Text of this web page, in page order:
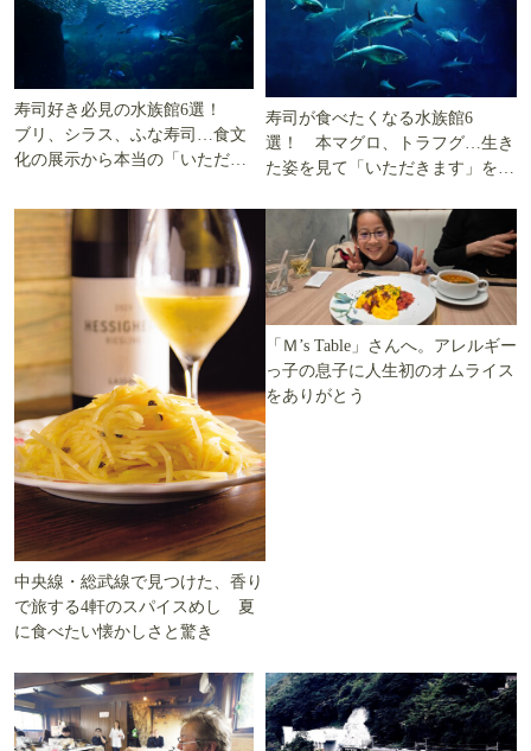
寿司好き必見の水族館6選！
ブリ、シラス、ふな寿司…食文
化の展示から本当の「いただき
寿司が食べたくなる水族館6
選！ 本マグロ、トラフグ…生き
た姿を見て「いただきます」を考
中央線・総武線で見つけた、香り
で旅する4軒のスパイスめし 夏
に食べたい懐かしさと驚き
「Ｍ’s Table」さんへ。アレルギー
っ子の息子に人生初のオムライス
をありがとう